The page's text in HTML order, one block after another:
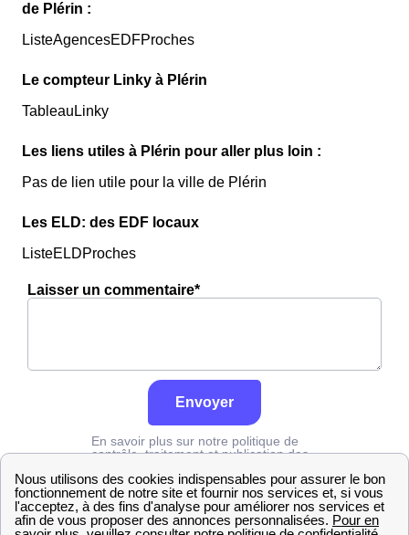
de Plérin :
ListeAgencesEDFProches
Le compteur Linky à Plérin
TableauLinky
Les liens utiles à Plérin pour aller plus loin :
Pas de lien utile pour la ville de Plérin
Les ELD: des EDF locaux
ListeELDProches
Laisser un commentaire*
Envoyer
En savoir plus sur notre politique de
contrôle, traitement et publication des
Edf Côtes-d'Armor Plérin